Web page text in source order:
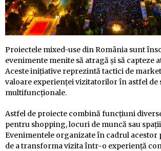
Proiectele mixed-use din România sunt
evenimente menite să atragă și să capteze
Aceste inițiative reprezintă tactici de
valoare experienței vizitatorilor în astfel de
multifuncționale.
Astfel de proiecte combină funcțiuni
pentru shopping, locuri de muncă sau
Evenimentele organizate în cadrul acestor
de a transforma vizita într-o experiență